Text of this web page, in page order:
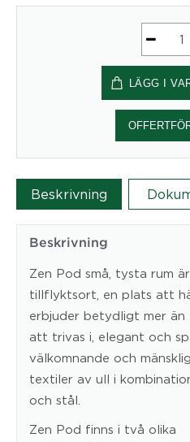
Pod
Large
-
LÄGG I
Beskrivning
Beskrivning
Zen Pod små, tysta rum
tillflyktsort, en plats att
erbjuder betydligt mer
att trivas i, elegant och
välkomnande och
textiler av ull i
och stål.
Zen Pod finns i två olika